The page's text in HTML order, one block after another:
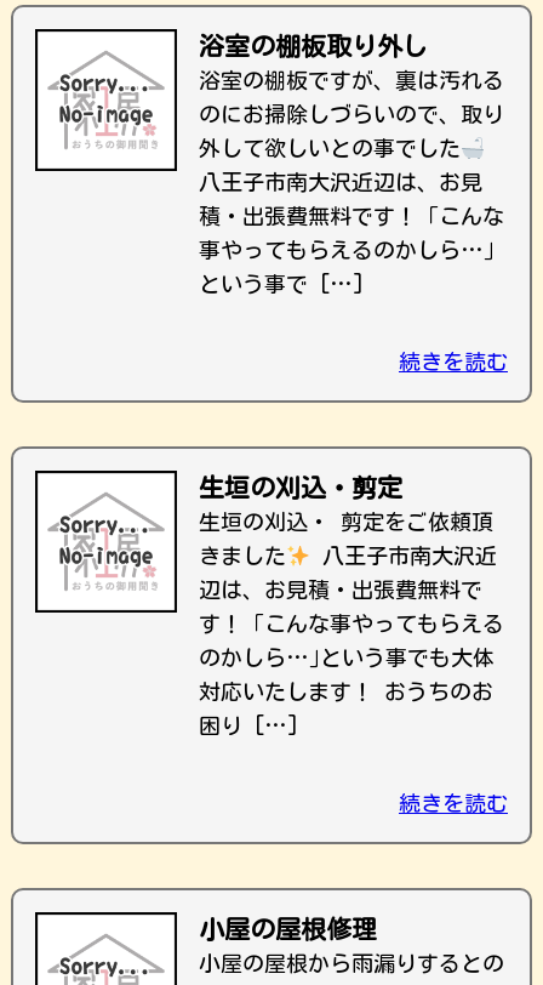
浴室の棚板取り外し
浴室の棚板ですが、裏は汚れる
のにお掃除しづらいので、取り
外して欲しいとの事でした
八王子市南大沢近辺は、お見
積・出張費無料です！ ｢こんな
事やってもらえるのかしら…｣
という事で […]
続きを読む
生垣の刈込・剪定
生垣の刈込・ 剪定をご依頼頂
きました
八王子市南大沢近
辺は、お見積・出張費無料で
す！ ｢こんな事やってもらえる
のかしら…｣という事でも大体
対応いたします！ おうちのお
困り […]
続きを読む
小屋の屋根修理
小屋の屋根から雨漏りするとの